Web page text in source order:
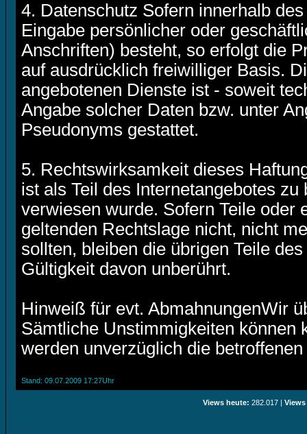
4. Datenschutz Sofern innerhalb
Eingabe persönlicher oder
Anschriften) besteht, so erfolgt die
auf ausdrücklich freiwilliger Basis.
angebotenen Dienste ist - soweit
Angabe solcher Daten bzw. unter
Pseudonyms gestattet.
5. Rechtswirksamkeit dieses
ist als Teil des Internetangebotes
verwiesen wurde. Sofern Teile oder
geltenden Rechtslage nicht, nicht
sollten, bleiben die übrigen Teile
Gültigkeit davon unberührt.
Hinweiß für evt. AbmahnungenWir
Sämtliche Unstimmigkeiten können
werden unverzüglich die
Stand: 09.07.2009 17:27Uhr
Views heute: 282.017 |